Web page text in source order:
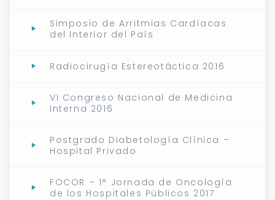
Simposio de Arritmias Cardíacas
del Interior del País
Radiocirugía Estereotáctica 2016
VI Congreso Nacional de Medicina
Interna 2016
Postgrado Diabetología Clínica –
Hospital Privado
FOCOR – 1° Jornada de Oncología
de los Hospitales Públicos 2017